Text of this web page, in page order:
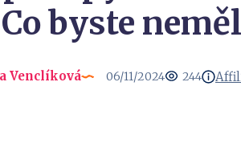
byste
Venclíková 06/11/2024 244